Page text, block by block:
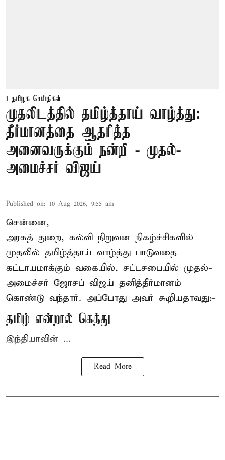
தமிழக செய்திகள்
முதலிடத்தில் தமிழ்த்தாய் வாழ்த்து:
தீர்மானத்தை ஆதரித்த
அனைவருக்கும் நன்றி - முதல்-
அமைச்சர் விஜய்
Published on: 10 Aug 2026, 9:55 am
சென்னை,
அரசுத் துறை, கல்வி நிறுவன நிகழ்ச்சிகளில்
முதலில் தமிழ்த்தாய் வாழ்த்து பாடுவதை
கட்டாயமாக்கும் வகையில், சட்டசபையில் முதல்-
அமைச்சர் ஜோசப் விஜய் தனித்தீர்மானம்
கொண்டு வந்தார். அப்போது அவர் கூறியதாவது:-
தமிழ் என்றால் கெத்து
இந்தியாவின் ...
Read More